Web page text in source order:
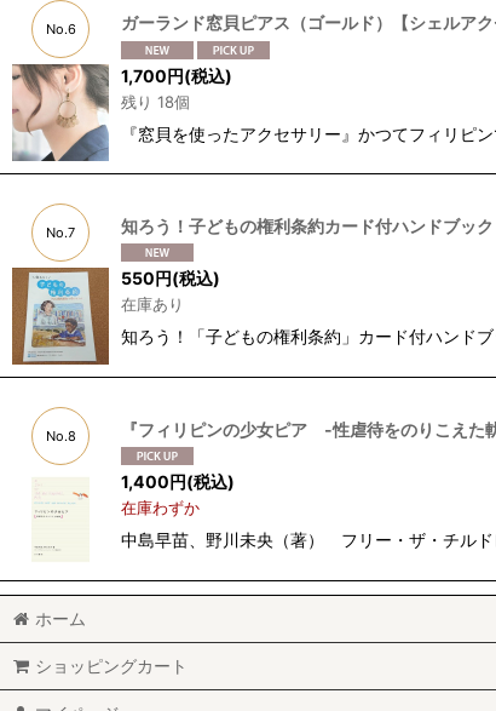
No.6 ガーランド窓貝ピアス（ゴールド）【シェルア
1,700円(税込)
残り 18個
『窓貝を使ったアクセサリー』かつてフィリ
No.7 知ろう！子どもの権利条約カード付ハンドブック
550 円(税込)
在庫あり
知ろう！「子どもの権利条約」カード付ハンド
No.8 『フィリピンの少女ピア -性虐待をのりこえた
1,400円(税込)
在庫わずか
中島早苗、野川未央（著） フリー・ザ・チル
ホーム
ショッピングカート